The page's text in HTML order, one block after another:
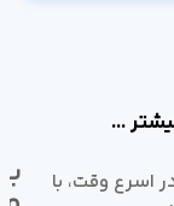
...
اسرع وقت، با
با